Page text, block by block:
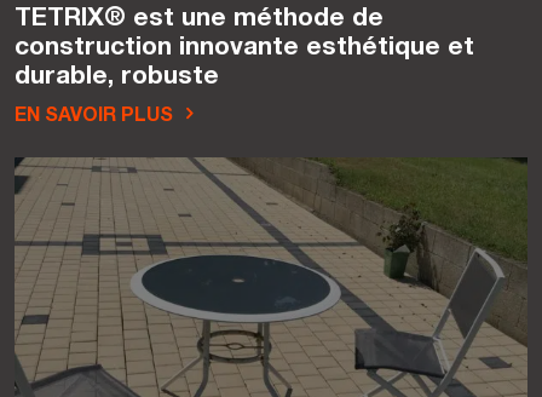
TETRIX® est une méthode de
construction innovante esthétique et
durable, robuste
EN SAVOIR PLUS